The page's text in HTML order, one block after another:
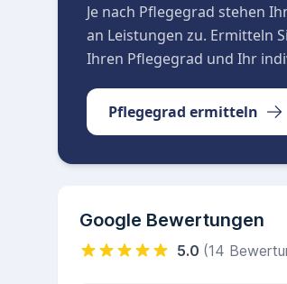
Je nach Pflegegrad stehen
an Leistungen zu. Ermitteln
Ihren Pflegegrad und Ihr
Pflegegrad ermitteln
Google Bewertungen
5.0 (14